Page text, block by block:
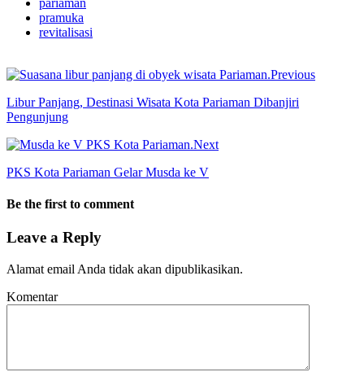
pramuka
revitalisasi
Previous
Libur Panjang, Destinasi Wisata Kota Pariaman Dibanjiri
Pengunjung
Next
PKS Kota Pariaman Gelar Musda ke V
Be the first to comment
Leave a Reply
Alamat email Anda tidak akan dipublikasikan.
Komentar